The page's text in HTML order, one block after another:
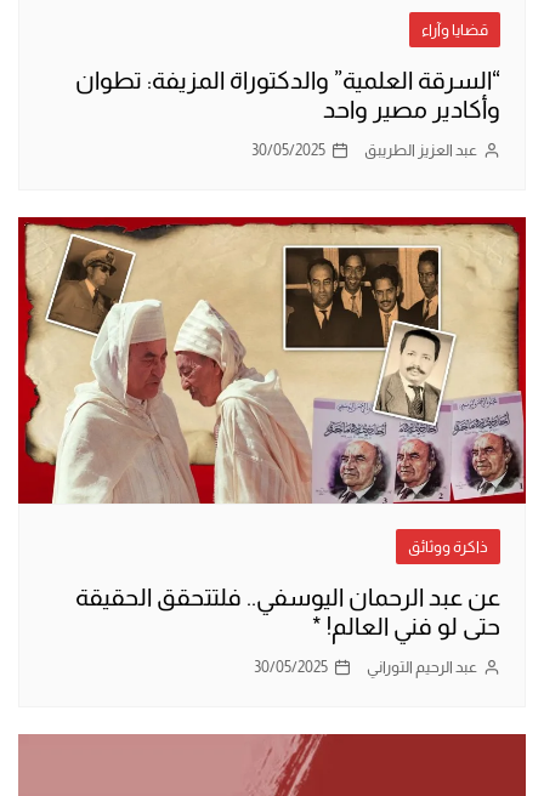
قضايا وآراء
“السرقة العلمية” والدكتوراة المزيفة: تطوان
وأكادير مصير واحد
عبد العزيز الطريبق 30/05/2025
ذاكرة ووثائق
عن عبد الرحمان اليوسفي.. فلتتحقق الحقيقة
حتى لو فني العالم! *
عبد الرحيم التوراني 30/05/2025